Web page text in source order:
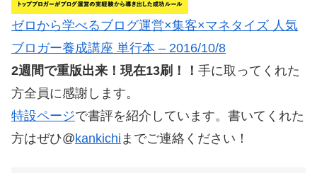
ゼロから学べるブログ運営×集客×マネタイズ 人気
ブロガー養成講座 単行本 – 2016/10/8
2週間で重版出来！現在13刷！！ 手に取ってくれた
方全員に感謝します。
特設ページで書評を紹介しています。書いてくれた
方はぜひ@kankichi までご連絡ください！